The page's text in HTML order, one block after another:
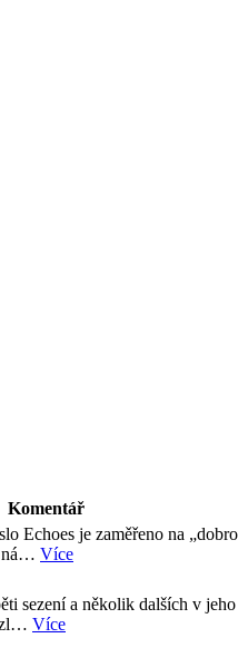
Komentář
Echoes je zaměřeno na
ná… Více
sezení a několik dalších v
Více